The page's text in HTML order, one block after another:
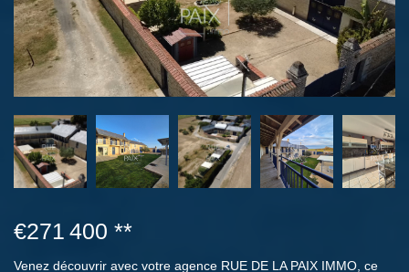
€271 400 **
Venez découvrir avec votre agence RUE DE LA PAIX IMMO, ce